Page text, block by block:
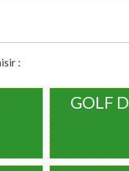
:
GOLF